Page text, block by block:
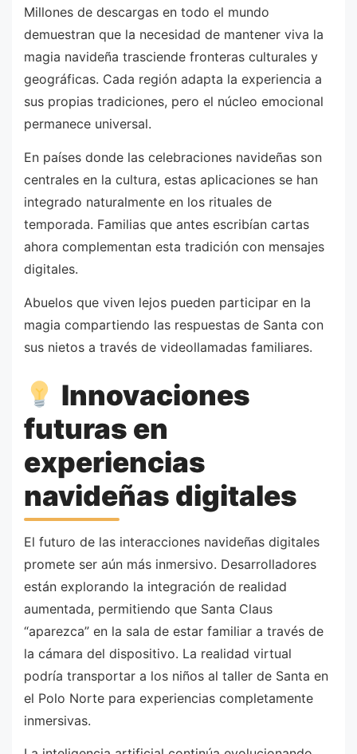
Millones de descargas en todo el mundo
demuestran que la necesidad de mantener viva la
magia navideña trasciende fronteras culturales y
geográficas. Cada región adapta la experiencia a
sus propias tradiciones, pero el núcleo emocional
permanece universal.
En países donde las celebraciones navideñas son
centrales en la cultura, estas aplicaciones se han
integrado naturalmente en los rituales de
temporada. Familias que antes escribían cartas
ahora complementan esta tradición con mensajes
digitales.
Abuelos que viven lejos pueden participar en la
magia compartiendo las respuestas de Santa con
sus nietos a través de videollamadas familiares.
Innovaciones
futuras en
experiencias
navideñas digitales
El futuro de las interacciones navideñas digitales
promete ser aún más inmersivo. Desarrolladores
están explorando la integración de realidad
aumentada, permitiendo que Santa Claus
“aparezca” en la sala de estar familiar a través de
la cámara del dispositivo. La realidad virtual
podría transportar a los niños al taller de Santa en
el Polo Norte para experiencias completamente
inmersivas.